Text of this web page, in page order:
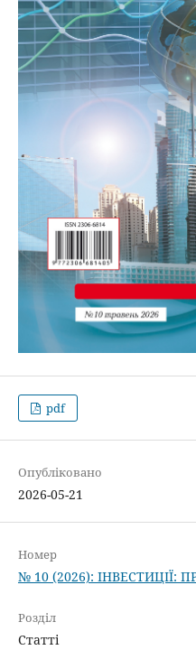
pdf
Опубліковано
2026-05-21
Номер
№ 10 (2026): ІНВЕСТИЦІЇ:
Розділ
Статті